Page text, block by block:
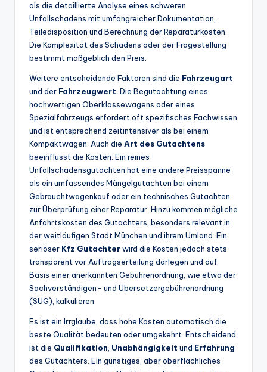
als die detaillierte Analyse eines schweren
Unfallschadens mit umfangreicher Dokumentation,
Teiledisposition und Berechnung der Reparaturkosten.
Die Komplexität des Schadens oder der Fragestellung
bestimmt maßgeblich den Preis.
Weitere entscheidende Faktoren sind die Fahrzeugart
und der Fahrzeugwert . Die Begutachtung eines
hochwertigen Oberklassewagens oder eines
Spezialfahrzeugs erfordert oft spezifisches Fachwissen
und ist entsprechend zeitintensiver als bei einem
Kompaktwagen. Auch die Art des Gutachtens
beeinflusst die Kosten: Ein reines
Unfallschadensgutachten hat eine andere Preisspanne
als ein umfassendes Mängelgutachten bei einem
Gebrauchtwagenkauf oder ein technisches Gutachten
zur Überprüfung einer Reparatur. Hinzu kommen mögliche
Anfahrtskosten des Gutachters, besonders relevant in
der weitläufigen Stadt München und ihrem Umland. Ein
seriöser Kfz Gutachterwird die Kosten jedoch stets
transparent vor Auftragserteilung darlegen und auf
Basis einer anerkannten Gebührenordnung, wie etwa der
Sachverständigen- und Übersetzergebührenordnung
(SÜG), kalkulieren.
Es ist ein Irrglaube, dass hohe Kosten automatisch die
beste Qualität bedeuten oder umgekehrt. Entscheidend
ist die Qualifikation Unabhängigkeit und Erfahrung
des Gutachters. Ein günstiges, aber oberflächliches